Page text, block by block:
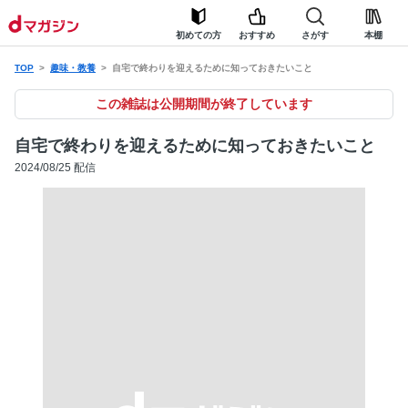
初めての方 おすすめ さがす 本棚
TOP 趣味・教養 自宅で終わりを迎えるために知っておきたいこと
この雑誌は公開期間が終了しています
自宅で終わりを迎えるために知っておきたいこと
2024/08/25 配信